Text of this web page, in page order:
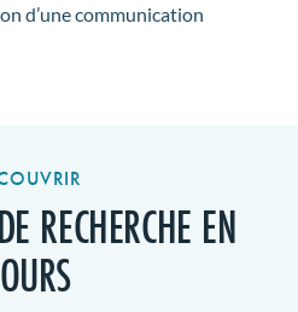
d’une communication
RECHERCHE EN